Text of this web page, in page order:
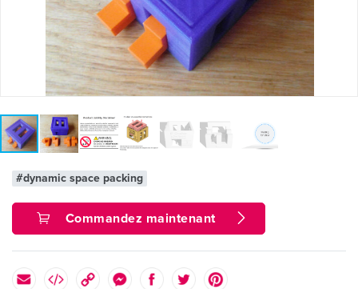
#dynamic space packing
Commandez maintenant